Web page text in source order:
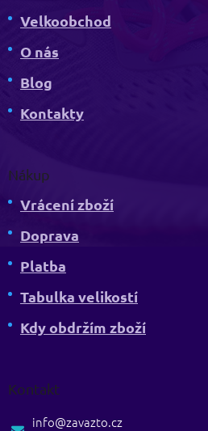
Velkoobchod
O nás
Blog
Kontakty
Nákup
Vrácení zboží
Doprava
Platba
Tabulka velikostí
Kdy obdržím zboží
Kontakt
info@zavazto.cz